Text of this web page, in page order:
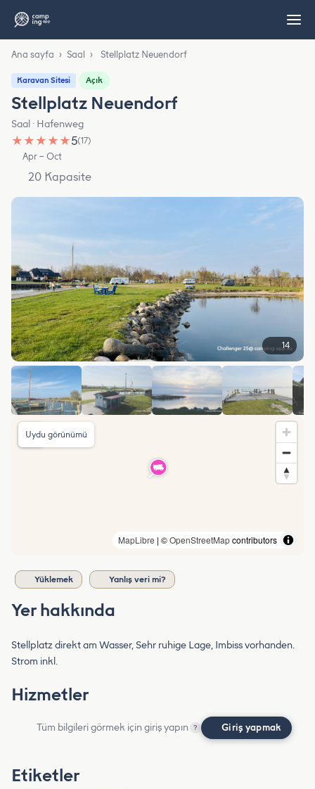
Ana sayfa › Saal › Stellplatz Neuendorf
Karavan Sitesi Açık
Stellplatz Neuendorf
Saal · Hafenweg
★ ★ ★ ★ ★5(17)
Apr – Oct
20 Kapasite
14
MapLibre | ©OpenStreetMapcontributors
Uydu görünümü
Yüklemek Yanlış veri mi?
Yer hakkında
Stellplatz direkt am Wasser, Sehr ruhige Lage, Imbiss vorhanden.
Strom inkl.
Hizmetler
Tüm bilgileri görmek için giriş yapın ? Giriş yapmak
Etiketler